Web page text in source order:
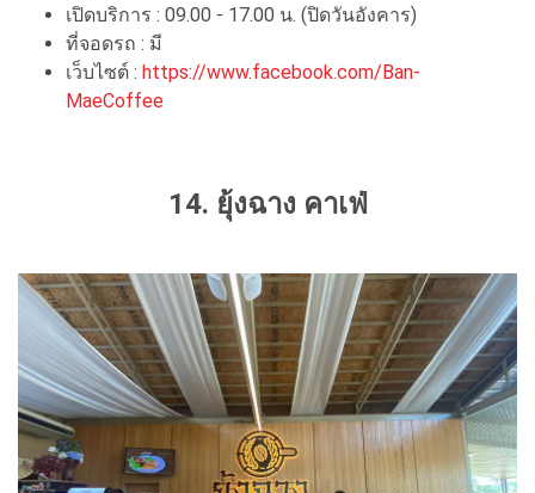
เปิดบริการ : 09.00 - 17.00 น. (ปิดวันอังคาร)
ที่จอดรถ : มี
เว็บไซต์ : https://www.facebook.com/Ban-
MaeCoffee
14. ยุ้งฉาง คาเฟ่